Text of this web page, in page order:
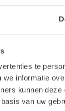
te
informatie
kunnen
van uw